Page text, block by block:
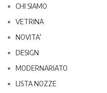
CHI SIAMO
VETRINA
NOVITA’
DESIGN
MODERNARIATO
LISTA NOZZE